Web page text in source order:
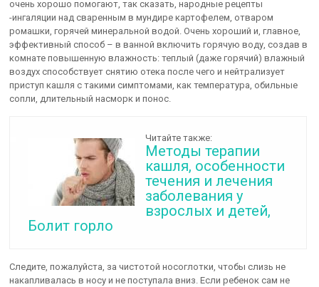
очень хорошо помогают, так сказать, народные рецепты
-ингаляции над сваренным в мундире картофелем, отваром
ромашки, горячей минеральной водой. Очень хороший и, главное,
эффективный способ – в ванной включить горячую воду, создав в
комнате повышенную влажность: теплый (даже горячий) влажный
воздух способствует снятию отека после чего и нейтрализует
приступ кашля с такими симптомами, как температура, обильные
сопли, длительный насморк и понос.
Читайте также:
Методы терапии
кашля, особенности
течения и лечения
заболевания у
взрослых и детей,
Болит горло
Следите, пожалуйста, за чистотой носоглотки, чтобы слизь не
накапливалась в носу и не поступала вниз. Если ребенок сам не